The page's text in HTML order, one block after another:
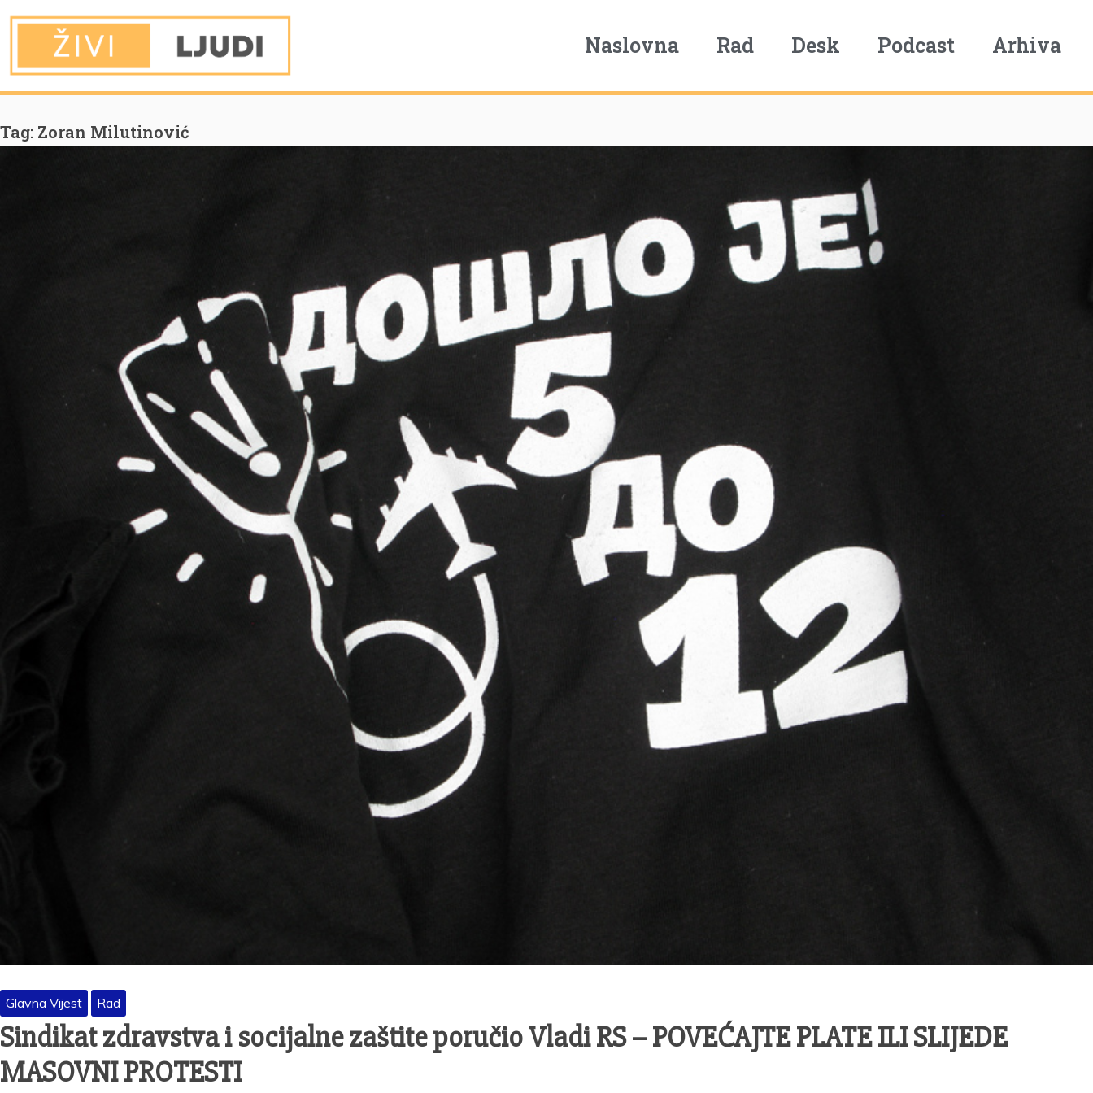
Naslovna Rad Desk Podcast Arhiva
You are Here
Home
Zoran Milutinović
Tag: Zoran Milutinović
Glavna Vijest Rad
Sindikat zdravstva i socijalne zaštite poručio Vladi RS – POVEĆAJTE PLATE ILI SLIJEDE
MASOVNI PROTESTI